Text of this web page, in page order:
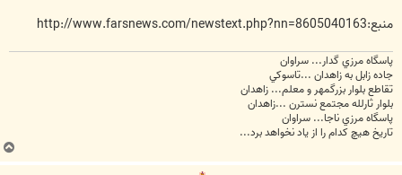
منبع:http://www.farsnews.com/newstext.php?nn=8605040163
پاسگاه مرزي گدار... سراوان
جاده زابل به زاهدان ...تاسوکي
تقاطع بلوار بزرگمهر و معلم... زاهدان
بلوار ثارلله مجتمع نسترن ...زاهدان
پاسگاه مرزي ناجا... سراوان
تاريخ هيچ کدام را از ياد نخواهد برد...
ب
ا